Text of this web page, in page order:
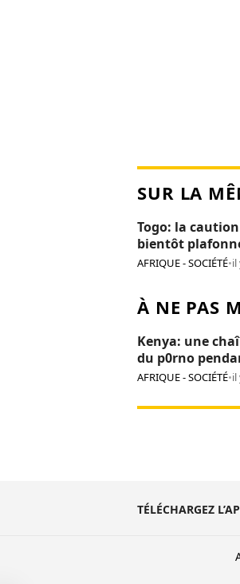
SUR LA
Togo: la
bientôt
AFRIQUE - SOCIÉTÉ•il
À NE PAS
Kenya: une
du p0rno
enfants
AFRIQUE - SOCIÉTÉ•il
TÉLÉCHARGEZ